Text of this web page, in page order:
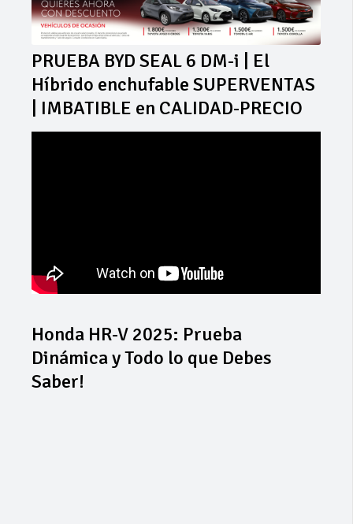
PRUEBA BYD SEAL 6 DM-i | El
Híbrido enchufable SUPERVENTAS
| IMBATIBLE en CALIDAD-PRECIO
Honda HR-V 2025: Prueba
Dinámica y Todo lo que Debes
Saber!